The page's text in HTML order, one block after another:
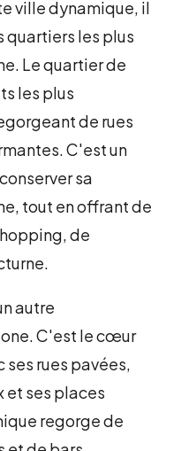
ville dynamique, il
quartiers les plus
Le quartier de
les plus
de rues
C'est un
sa
tout en offrant de
de
autre
C'est le cœur
rues pavées,
et ses places
regorge de